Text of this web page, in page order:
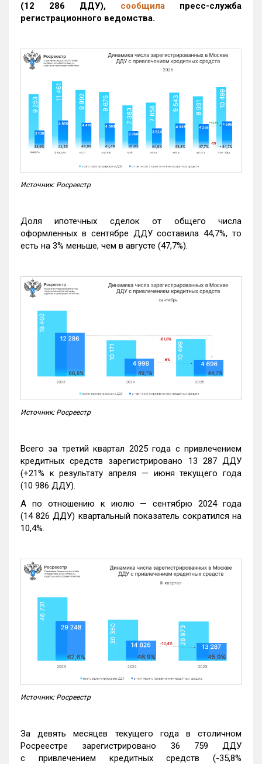
(12 286 ДДУ), сообщила пресс-служба
регистрационного ведомства.
Источник: Росреестр
Доля ипотечных сделок от общего числа
оформленных в сентябре ДДУ составила 44,7%, то
есть на 3% меньше, чем в августе (47,7%).
Источник: Росреестр
Всего за третий квартал 2025 года с привлечением
кредитных средств зарегистрировано 13 287 ДДУ
(+21% к результату апреля — июня текущего года
(10 986 ДДУ).
А по отношению к июлю — сентябрю 2024 года
(14 826 ДДУ) квартальный показатель сократился на
10,4%.
Источник: Росреестр
За девять месяцев текущего года в столичном
Росреестре зарегистрировано 36 759 ДДУ
с привлечением кредитных средств (-35,8%